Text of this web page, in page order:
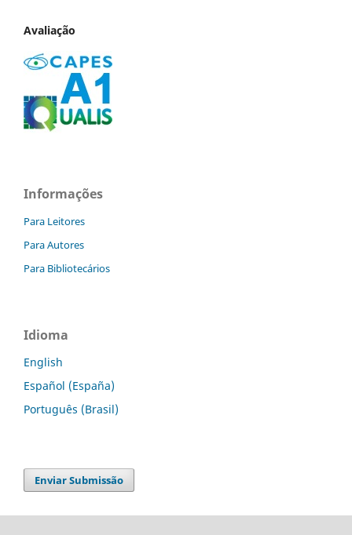
Avaliação
Informações
Para Leitores
Para Autores
Para Bibliotecários
Idioma
English
Español (España)
Português (Brasil)
Enviar Submissão